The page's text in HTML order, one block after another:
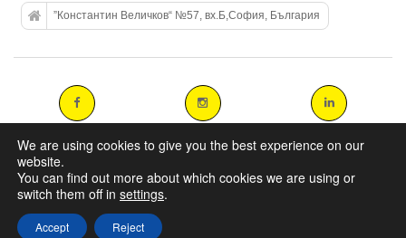
”Константин Величков“ №57, вх.Б,София, България
Copyright 2014 agromasters. - Web Design by ArtAbout.gr
We are using cookies to give you the best experience on our
website.
You can find out more about which cookies we are using or
switch them off in settings.
Accept Reject